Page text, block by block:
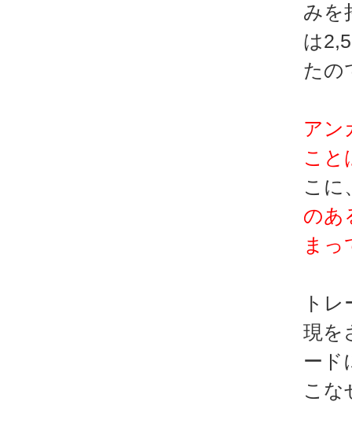
みを
は
たの
アン
こと
こに
のあ
まっ
ト
現を
ード
こな